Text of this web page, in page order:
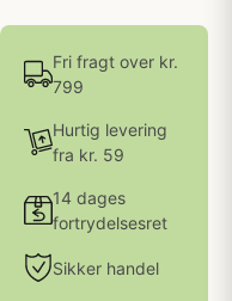
Fri fragt over kr.
799
Hurtig levering
fra kr. 59
14 dages
fortrydelsesret
Sikker handel